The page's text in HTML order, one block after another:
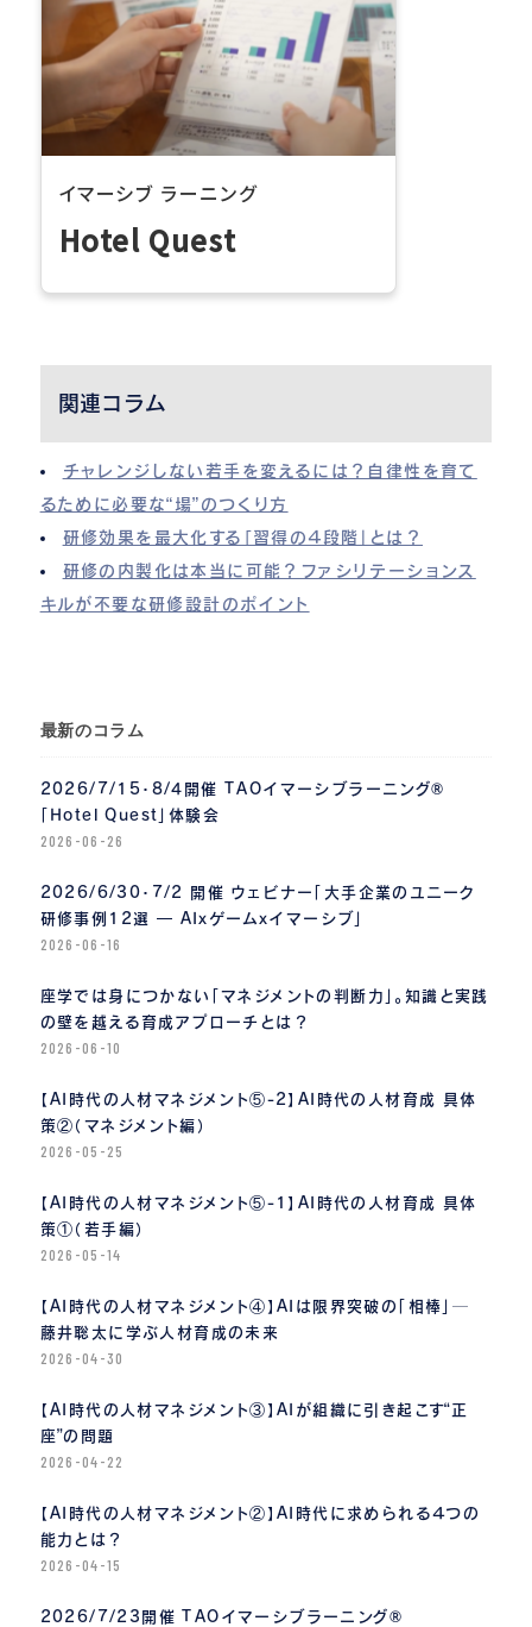
イマーシブ ラーニング
Hotel Quest
関連コラム
チャレンジしない若手を変えるには？自律性を育て
るために必要な“場”のつくり方
研修効果を最大化する「習得の４段階」とは？
研修の内製化は本当に可能？ファシリテーションス
キルが不要な研修設計のポイント
最新のコラム
2026/7/15・8/4開催 TAOイマーシブラーニング®
「Hotel Quest」体験会
2026-06-26
2026/6/30・7/2 開催 ウェビナー「大手企業のユニーク
研修事例12選 ― AIｘゲームｘイマーシブ」
2026-06-16
座学では身につかない「マネジメントの判断力」。知識と実践
の壁を越える育成アプローチとは？
2026-06-10
【AI時代の人材マネジメント⑤-2】AI時代の人材育成 具体
策②（マネジメント編）
2026-05-25
【AI時代の人材マネジメント⑤-1】AI時代の人材育成 具体
策①（若手編）
2026-05-14
【AI時代の人材マネジメント④】AIは限界突破の「相棒」─
藤井聡太に学ぶ人材育成の未来
2026-04-30
【AI時代の人材マネジメント③】AIが組織に引き起こす“正
座”の問題
2026-04-22
【AI時代の人材マネジメント②】AI時代に求められる４つの
能力とは？
2026-04-15
2026/7/23開催 TAOイマーシブラーニング®